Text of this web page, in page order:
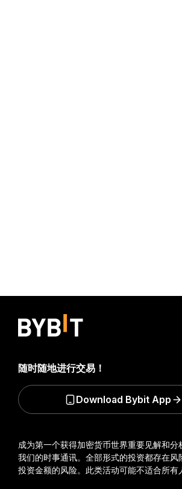
成为第一个获得加密货币世界重要见解和分
我们的时事通讯。 全部形式的投资都存在风
投资金额的风险。此类活动可能不适合所有
随时随地进行交易！
Download Bybit App